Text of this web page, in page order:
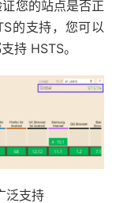
您的站点是否正
的支持，您可以
持 HSTS。
泛支持